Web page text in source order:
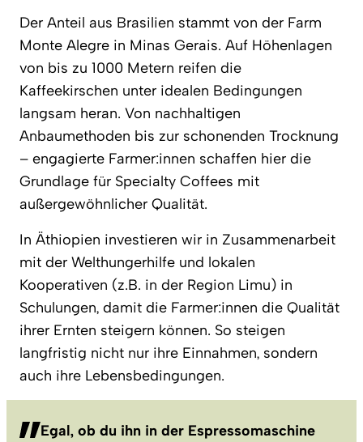
Der Anteil aus Brasilien stammt von der Farm
Monte Alegre in Minas Gerais. Auf Höhenlagen
von bis zu 1000 Metern reifen die
Kaffeekirschen unter idealen Bedingungen
langsam heran. Von nachhaltigen
Anbaumethoden bis zur schonenden Trocknung
– engagierte Farmer:innen schaffen hier die
Grundlage für Specialty Coffees mit
außergewöhnlicher Qualität.
In Äthiopien investieren wir in Zusammenarbeit
mit der Welthungerhilfe und lokalen
Kooperativen (z.B. in der Region Limu) in
Schulungen, damit die Farmer:innen die Qualität
ihrer Ernten steigern können. So steigen
langfristig nicht nur ihre Einnahmen, sondern
auch ihre Lebensbedingungen.
Egal, ob du ihn in der Espressomaschine